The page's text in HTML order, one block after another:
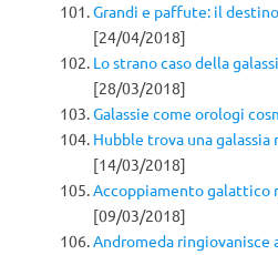
Grandi e paffute: il
[24/04/2018]
Lo strano caso della
[28/03/2018]
Galassie come orologi
Hubble trova una
[14/03/2018]
Accoppiamento galattico
[09/03/2018]
Andromeda ringiovanisce